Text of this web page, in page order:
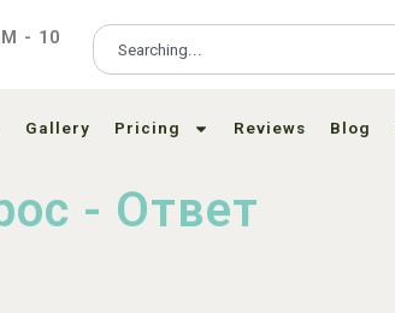
- 10
Gallery Pricing Reviews Blog
- Ответ